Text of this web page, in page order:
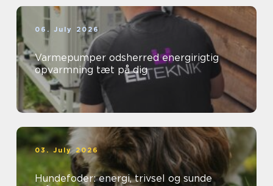
06. July 2026
Varmepumper odsherred energirigtig
opvarmning tæt på dig
03. July 2026
Hundefoder: energi, trivsel og sunde